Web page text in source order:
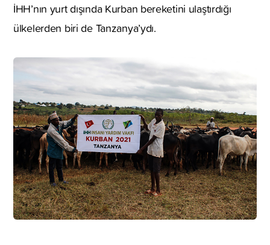
İHH’nın yurt dışında Kurban bereketini ulaştırdığı
ülkelerden biri de Tanzanya’ydı.